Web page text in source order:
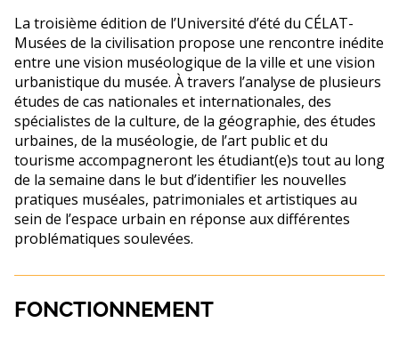
La troisième édition de l’Université d’été du CÉLAT-
Musées de la civilisation propose une rencontre inédite
entre une vision muséologique de la ville et une vision
urbanistique du musée. À travers l’analyse de plusieurs
études de cas nationales et internationales, des
spécialistes de la culture, de la géographie, des études
urbaines, de la muséologie, de l’art public et du
tourisme accompagneront les étudiant(e)s tout au long
de la semaine dans le but d’identifier les nouvelles
pratiques muséales, patrimoniales et artistiques au
sein de l’espace urbain en réponse aux différentes
problématiques soulevées.
FONCTIONNEMENT